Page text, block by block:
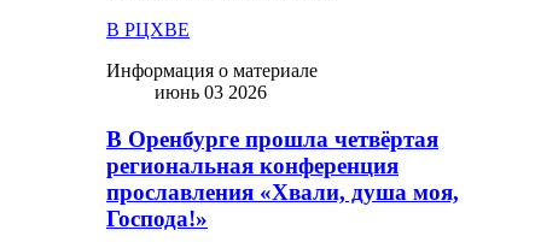
В РЦХВЕ
Информация о материале
июнь 03 2026
В Оренбурге прошла четвёртая
региональная конференция
прославления «Хвали, душа моя,
Господа!»